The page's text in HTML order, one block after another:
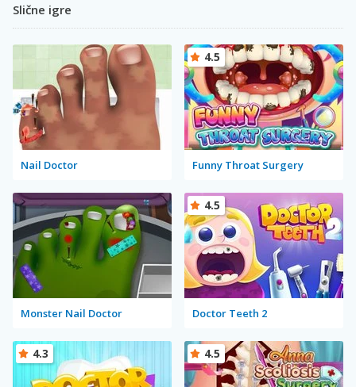
Slične igre
Nail Doctor Funny Throat Surgery
4.5
Monster Nail Doctor Doctor Teeth 2
4.5
4.3 4.5